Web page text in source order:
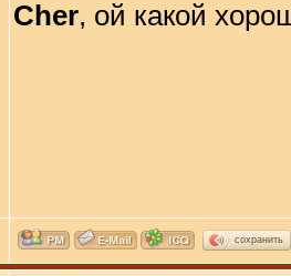
Cher, ой какой
сохранить